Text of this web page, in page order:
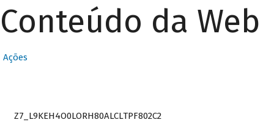
Conteúdo da Web
Ações
Z7_L9KEH4O0LORH80ALCLTPF802C2